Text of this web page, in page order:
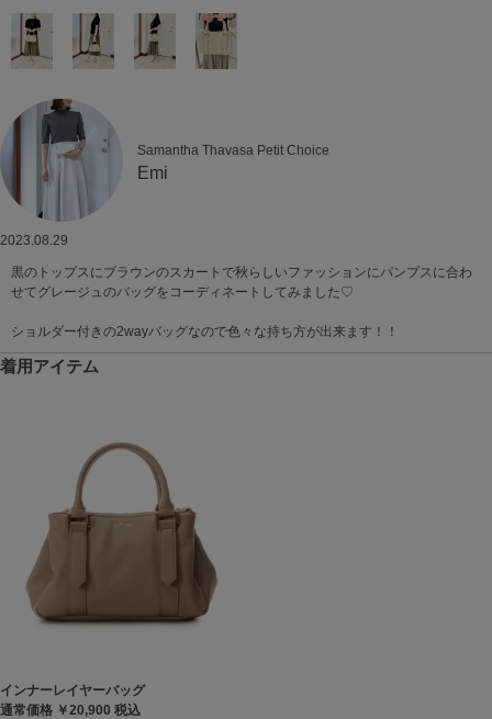
Samantha Thavasa Petit Choice
Emi
2023.08.29
黒のトップスにブラウンのスカートで秋らしいファッションにパンプスに合わ
せてグレージュのバッグをコーディネートしてみました♡
ショルダー付きの2wayバッグなので色々な持ち方が出来ます！！
着用アイテム
インナーレイヤーバッグ
通常価格 ￥20,900 税込